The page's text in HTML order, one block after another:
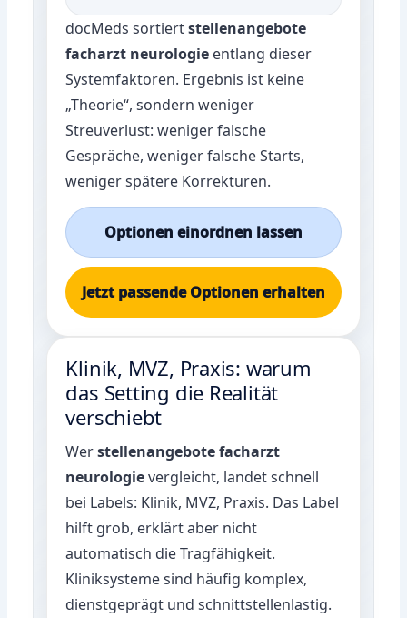
docMeds sortiertstellenangebote
facharzt neurologie entlang dieser
Systemfaktoren. Ergebnis ist keine
„Theorie“, sondern weniger
Streuverlust: weniger falsche
Gespräche, weniger falsche Starts,
weniger spätere Korrekturen.
Optionen einordnen lassen
Jetzt passende Optionen erhalten
Klinik, MVZ, Praxis: warum
das Setting die Realität
verschiebt
Werstellenangebote facharzt
neurologievergleicht, landet schnell
bei Labels: Klinik, MVZ, Praxis. Das Label
hilft grob, erklärt aber nicht
automatisch die Tragfähigkeit.
Kliniksysteme sind häufig komplex,
dienstgeprägt und schnittstellenlastig.